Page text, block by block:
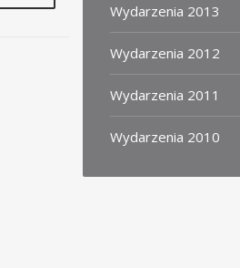
Wydarzenia 2013
Wydarzenia 2012
Wydarzenia 2011
Wydarzenia 2010